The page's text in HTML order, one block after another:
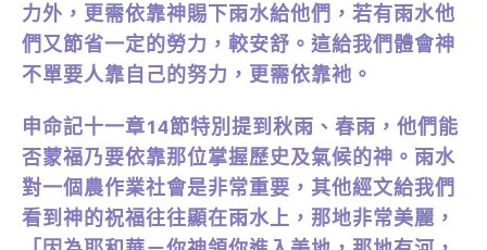
力外，更需依靠神賜下雨水給他們，若有雨水他
們又節省一定的勞力，較安舒。這給我們體會神
不單要人靠自己的努力，更需依靠衪。
申命記十一章14節特別提到秋雨、春雨，他們能
否蒙福乃要依靠那位掌握歷史及氣候的神。雨水
對一個農作業社會是非常重要，其他經文給我們
看到神的祝福往往顯在雨水上，那地非常美麗，